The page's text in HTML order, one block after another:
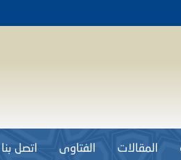
المقالات الفتاوى اتصل بنا